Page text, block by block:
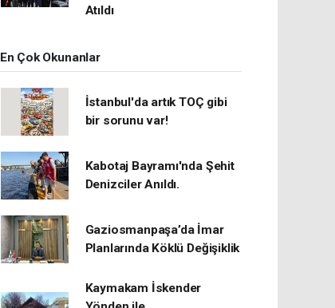
Atıldı
En Çok Okunanlar
İstanbul'da artık TOÇ gibi
bir sorunu var!
Kabotaj Bayramı'nda Şehit
Denizciler Anıldı.
Gaziosmanpaşa’da İmar
Planlarında Köklü Değişiklik
Kaymakam İskender